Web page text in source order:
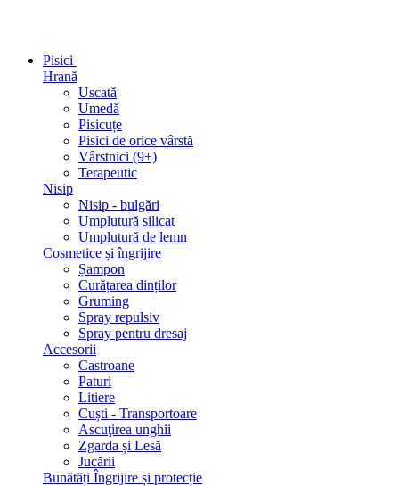
Pisici
Hrană
Uscată
Umedă
Pisicuțe
Pisici de orice vârstă
Vârstnici (9+)
Terapeutic
Nisip
Nisip - bulgări
Umplutură silicat
Umplutură de lemn
Cosmetice și îngrijire
Șampon
Curățarea dinților
Gruming
Spray repulsiv
Spray pentru dresaj
Accesorii
Castroane
Paturi
Litiere
Сuști - Transportoare
Ascuţirea unghii
Zgarda și Lesă
Jucării
Bunătăți Îngrijire și protecție